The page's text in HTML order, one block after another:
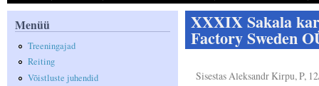
Menüü
Treeningajad
Reiting
Võistluste juhendid
XXXIX Sakala
Factory Sweden
SisestasAleksandr Kirpu, P,